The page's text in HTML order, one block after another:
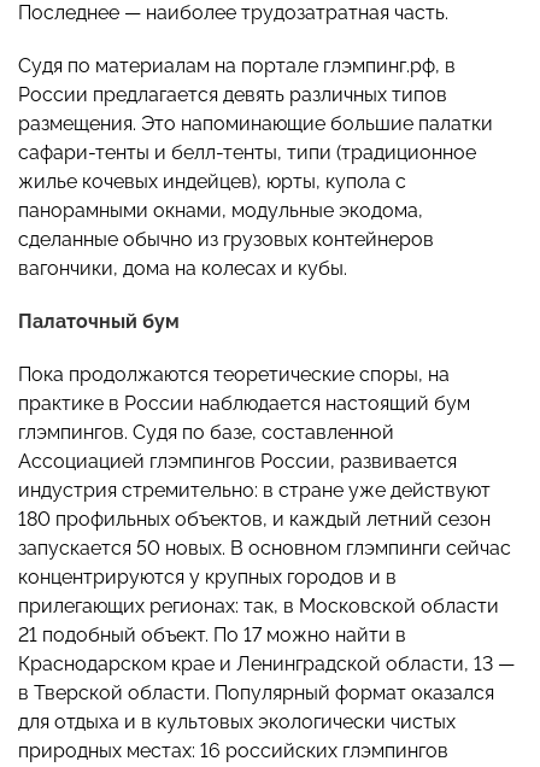
Последнее — наиболее трудозатратная часть.
Судя по материалам на портале глэмпинг.рф, в
России предлагается девять различных типов
размещения. Это напоминающие большие палатки
сафари-тенты и белл-тенты, типи (традиционное
жилье кочевых индейцев), юрты, купола с
панорамными окнами, модульные экодома,
сделанные обычно из грузовых контейнеров
вагончики, дома на колесах и кубы.
Палаточный бум
Пока продолжаются теоретические споры, на
практике в России наблюдается настоящий бум
глэмпингов. Судя по базе, составленной
Ассоциацией глэмпингов России, развивается
индустрия стремительно: в стране уже действуют
180 профильных объектов, и каждый летний сезон
запускается 50 новых. В основном глэмпинги сейчас
концентрируются у крупных городов и в
прилегающих регионах: так, в Московской области
21 подобный объект. По 17 можно найти в
Краснодарском крае и Ленинградской области, 13 —
в Тверской области. Популярный формат оказался
для отдыха и в культовых экологически чистых
природных местах: 16 российских глэмпингов